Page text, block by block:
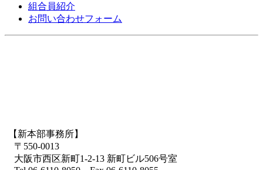
組合員紹介
お問い合わせフォーム
【新本部事務所】
〒550-0013
大阪市西区新町1-2-13 新町ビル506号室